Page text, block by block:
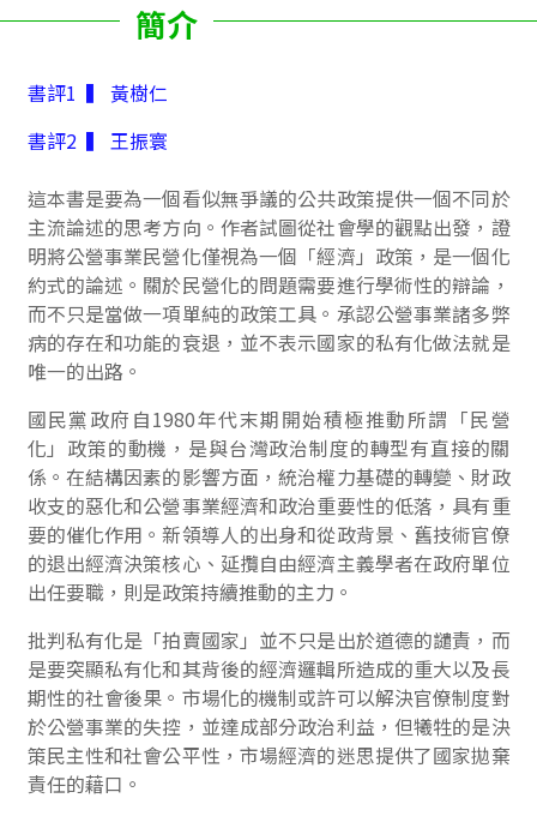
簡介
書評1 ▍ 黃樹仁
書評2 ▍ 王振寰
這本書是要為一個看似無爭議的公共政策提供一個不同於
主流論述的思考方向。作者試圖從社會學的觀點出發，證
明將公營事業民營化僅視為一個「經濟」政策，是一個化
約式的論述。關於民營化的問題需要進行學術性的辯論，
而不只是當做一項單純的政策工具。承認公營事業諸多弊
病的存在和功能的衰退，並不表示國家的私有化做法就是
唯一的出路。
國民黨政府自1980年代末期開始積極推動所謂「民營
化」政策的動機，是與台灣政治制度的轉型有直接的關
係。在結構因素的影響方面，統治權力基礎的轉變、財政
收支的惡化和公營事業經濟和政治重要性的低落，具有重
要的催化作用。新領導人的出身和從政背景、舊技術官僚
的退出經濟決策核心、延攬自由經濟主義學者在政府單位
出任要職，則是政策持續推動的主力。
批判私有化是「拍賣國家」並不只是出於道德的譴責，而
是要突顯私有化和其背後的經濟邏輯所造成的重大以及長
期性的社會後果。市場化的機制或許可以解決官僚制度對
於公營事業的失控，並達成部分政治利益，但犧牲的是決
策民主性和社會公平性，市場經濟的迷思提供了國家拋棄
責任的藉口。